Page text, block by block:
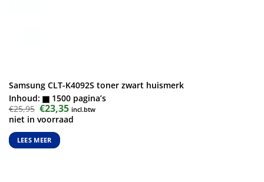
Samsung CLT-K4092S toner zwart huismerk
Inhoud:
1500 pagina’s
€25,95 Oorspronkelijke
prijs
was:
€25,95.
€23,35Huidige
prijs
is:
incl.btw
niet in voorraad
LEES MEER